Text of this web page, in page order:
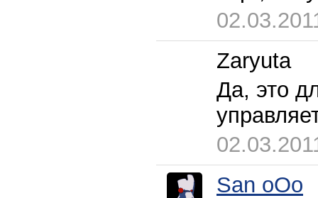
Zaryuta
Да, это
San oOo